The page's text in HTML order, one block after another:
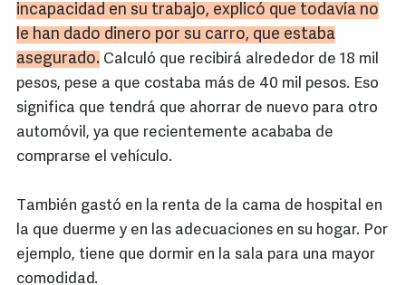
incapacidad en su trabajo, explicó que todavía no
le han dado dinero por su carro, que estaba
asegurado. Calculó que recibirá alrededor de 18 mil
pesos, pese a que costaba más de 40 mil pesos. Eso
significa que tendrá que ahorrar de nuevo para otro
automóvil, ya que recientemente acababa de
comprarse el vehículo.
También gastó en la renta de la cama de hospital en
la que duerme y en las adecuaciones en su hogar. Por
ejemplo, tiene que dormir en la sala para una mayor
comodidad.